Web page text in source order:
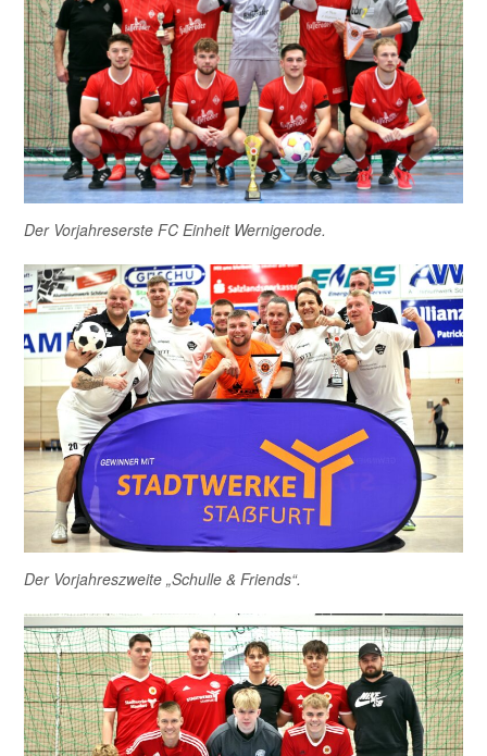
Der Vorjahreserste FC Einheit Wernigerode.
Der Vorjahreszweite „Schulle & Friends“.